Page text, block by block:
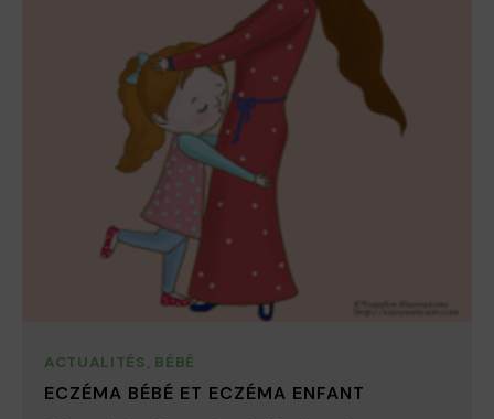
ACTUALITÉS, BÉBÉ
ECZÉMA BÉBÉ ET ECZÉMA ENFANT